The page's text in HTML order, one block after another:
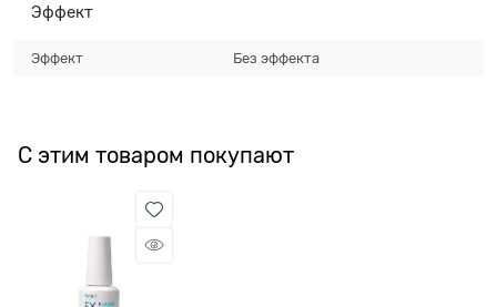
Эффект
Эффект Без эффекта
С этим товаром покупают